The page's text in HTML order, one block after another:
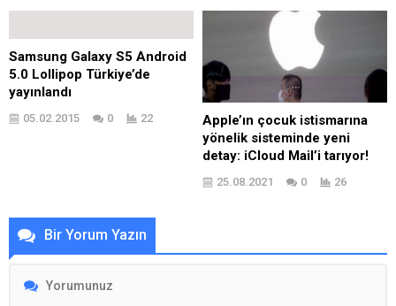
Samsung Galaxy S5 Android
5.0 Lollipop Türkiye’de
yayınlandı
05.02.2015 0 22
Apple’ın çocuk istismarına
yönelik sisteminde yeni
detay: iCloud Mail’i tarıyor!
25.08.2021 0 26
Bir Yorum Yazın